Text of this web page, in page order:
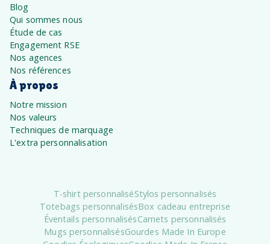
Blog
Qui sommes nous
Étude de cas
Engagement RSE
Nos agences
Nos références
À propos
Notre mission
Nos valeurs
Techniques de marquage
L'extra personnalisation
T-shirt personnaliséStylos personnalisés
Totebags personnalisésBox cadeau entreprise
Éventails personnalisésCarnets personnalisés
Mugs personnalisésGourdes Made In Europe